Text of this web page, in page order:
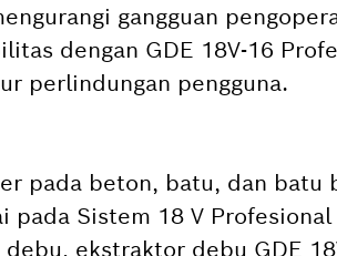
gangguan
dengan GDE 18V-16
perlindungan pengguna.
pada beton, batu, dan batu
Sistem 18 V
ekstraktor debu GDE